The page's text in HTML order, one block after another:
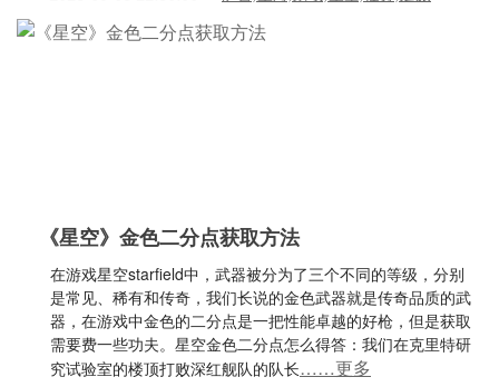
《星空》金色二分点获取方法
在游戏星空starfield中，武器被分为了三个不同的等级，分别
是常见、稀有和传奇，我们长说的金色武器就是传奇品质的武
器，在游戏中金色的二分点是一把性能卓越的好枪，但是获取
需要费一些功夫。星空金色二分点怎么得答：我们在克里特研
究试验室的楼顶打败深红舰队的队长……更多